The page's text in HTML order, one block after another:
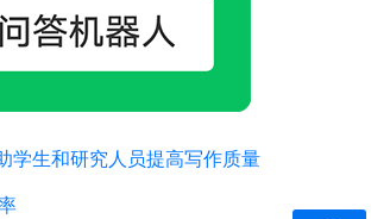
学生和研究人员提高写作质量